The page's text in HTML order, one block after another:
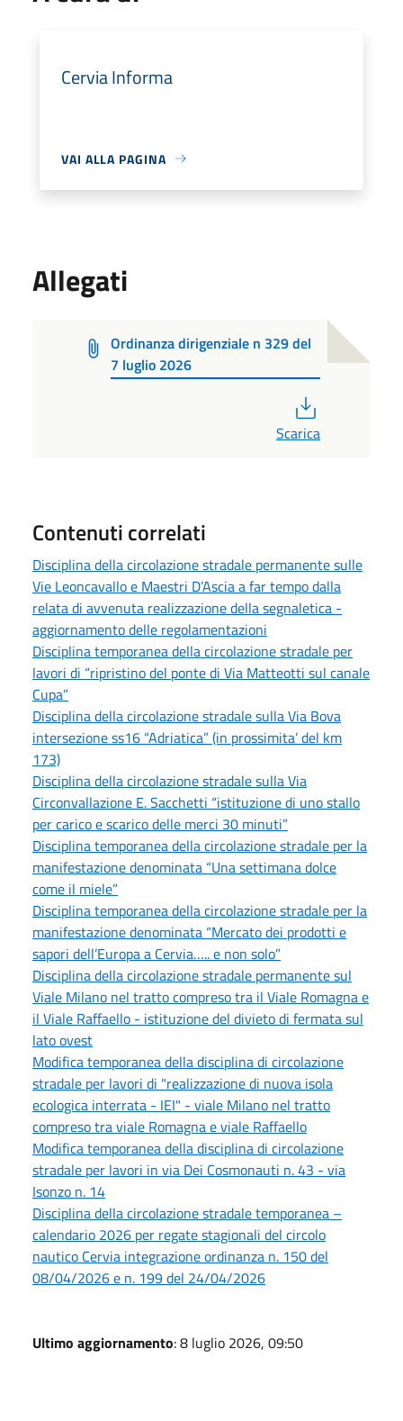
Cervia Informa
VAI ALLA PAGINA
Allegati
Ordinanza dirigenziale n 329 del
7 luglio 2026
Scarica
Contenuti correlati
Disciplina della circolazione stradale permanente sulle
Vie Leoncavallo e Maestri D’Ascia a far tempo dalla
relata di avvenuta realizzazione della segnaletica -
aggiornamento delle regolamentazioni
Disciplina temporanea della circolazione stradale per
lavori di “ripristino del ponte di Via Matteotti sul canale
Cupa”
Disciplina della circolazione stradale sulla Via Bova
intersezione ss16 “Adriatica” (in prossimita’ del km
173)
Disciplina della circolazione stradale sulla Via
Circonvallazione E. Sacchetti “istituzione di uno stallo
per carico e scarico delle merci 30 minuti”
Disciplina temporanea della circolazione stradale per la
manifestazione denominata “Una settimana dolce
come il miele”
Disciplina temporanea della circolazione stradale per la
manifestazione denominata “Mercato dei prodotti e
sapori dell’Europa a Cervia….. e non solo”
Disciplina della circolazione stradale permanente sul
Viale Milano nel tratto compreso tra il Viale Romagna e
il Viale Raffaello - istituzione del divieto di fermata sul
lato ovest
Modifica temporanea della disciplina di circolazione
stradale per lavori di "realizzazione di nuova isola
ecologica interrata - IEI" - viale Milano nel tratto
compreso tra viale Romagna e viale Raffaello
Modifica temporanea della disciplina di circolazione
stradale per lavori in via Dei Cosmonauti n. 43 - via
Isonzo n. 14
Disciplina della circolazione stradale temporanea –
calendario 2026 per regate stagionali del circolo
nautico Cervia integrazione ordinanza n. 150 del
08/04/2026 e n. 199 del 24/04/2026
Ultimo aggiornamento: 8 luglio 2026, 09:50